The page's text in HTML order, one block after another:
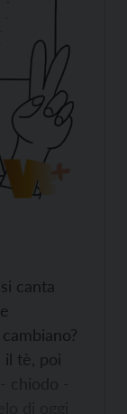
canta
il tè, poi